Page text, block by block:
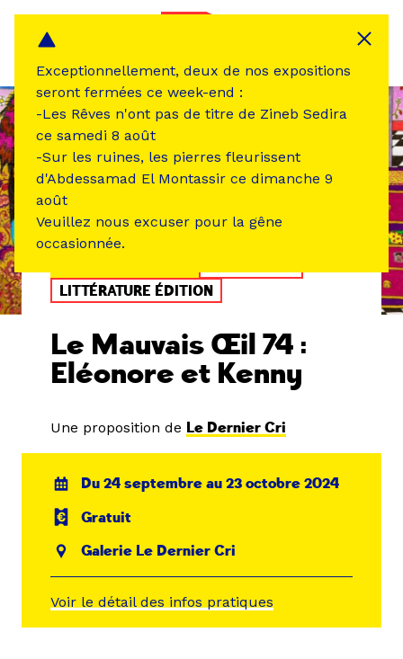
LITTÉRATURE ÉDITION
Le Mauvais Œil 74 :
Eléonore et Kenny
Une proposition de Le Dernier Cri
Du 24 septembre au 23 octobre 2024
Gratuit
Galerie Le Dernier Cri
Voir le détail des infos pratiques
Exceptionnellement, deux de nos expositions
seront fermées ce week-end :
-Les Rêves n'ont pas de titre de Zineb Sedira
ce samedi 8 août
-Sur les ruines, les pierres fleurissent
d'Abdessamad El Montassir ce dimanche 9
août
Veuillez nous excuser pour la gêne
occasionnée.
Panneau de gestion des cookies